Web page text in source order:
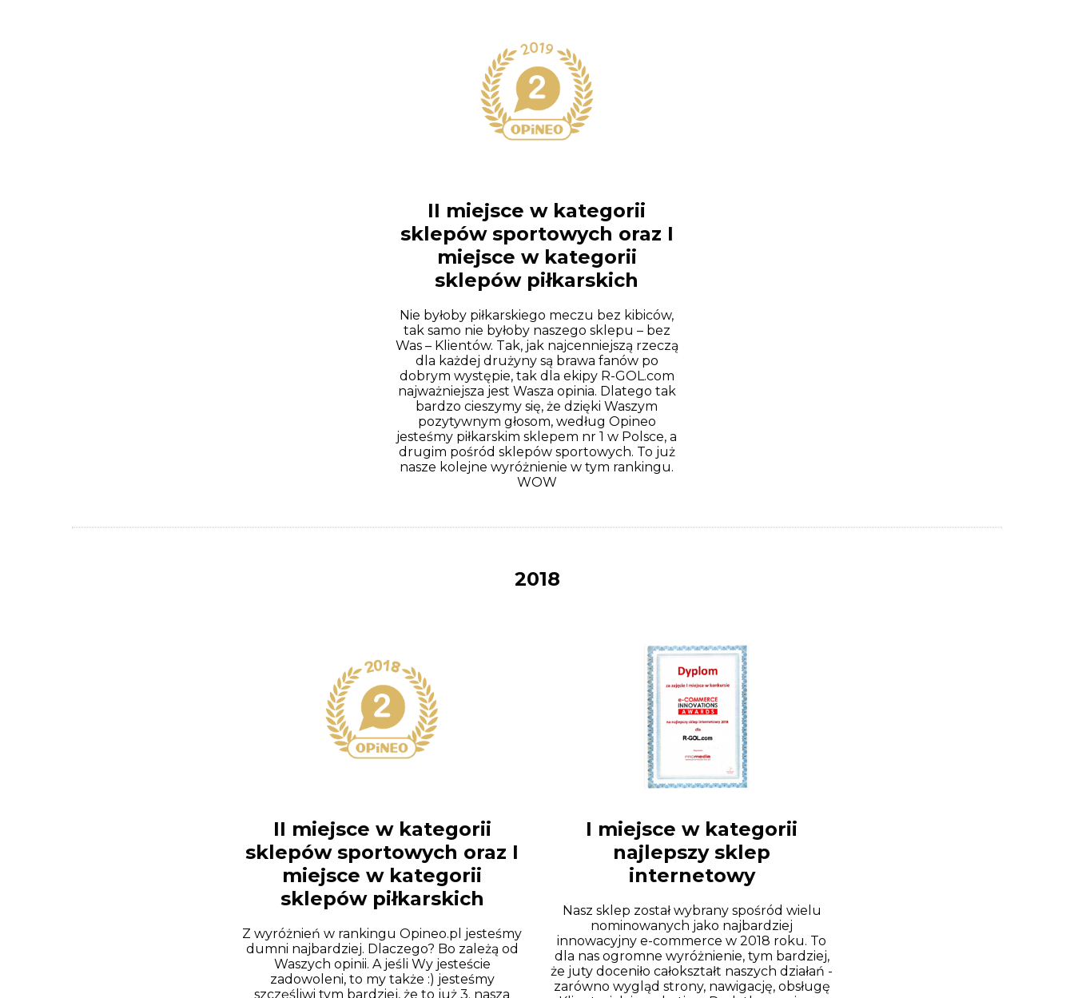
II miejsce w kategorii
sklepów sportowych oraz I
miejsce w kategorii
sklepów piłkarskich
Nie byłoby piłkarskiego meczu bez kibiców,
tak samo nie byłoby naszego sklepu – bez
Was – Klientów. Tak, jak najcenniejszą rzeczą
dla każdej drużyny są brawa fanów po
dobrym występie, tak dla ekipy R-GOL.com
najważniejsza jest Wasza opinia. Dlatego tak
bardzo cieszymy się, że dzięki Waszym
pozytywnym głosom, według Opineo
jesteśmy piłkarskim sklepem nr 1 w Polsce, a
drugim pośród sklepów sportowych. To już
nasze kolejne wyróżnienie w tym rankingu.
WOW
2018
II miejsce w kategorii
sklepów sportowych oraz I
miejsce w kategorii
sklepów piłkarskich
Z wyróżnień w rankingu Opineo.pl jesteśmy
dumni najbardziej. Dlaczego? Bo zależą od
Waszych opinii. A jeśli Wy jesteście
zadowoleni, to my także :) jesteśmy
szczęśliwi tym bardziej, że to już 3. nasza
I miejsce w kategorii
najlepszy sklep
internetowy
Nasz sklep został wybrany spośród wielu
nominowanych jako najbardziej
innowacyjny e-commerce w 2018 roku. To
dla nas ogromne wyróżnienie, tym bardziej,
że juty doceniło całokształt naszych działań -
zarówno wygląd strony, nawigację, obsługę